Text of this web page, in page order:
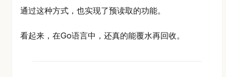
通过这种方式，也实现了预读取的功能。
看起来，在Go语言中，还真的能覆水再回收。